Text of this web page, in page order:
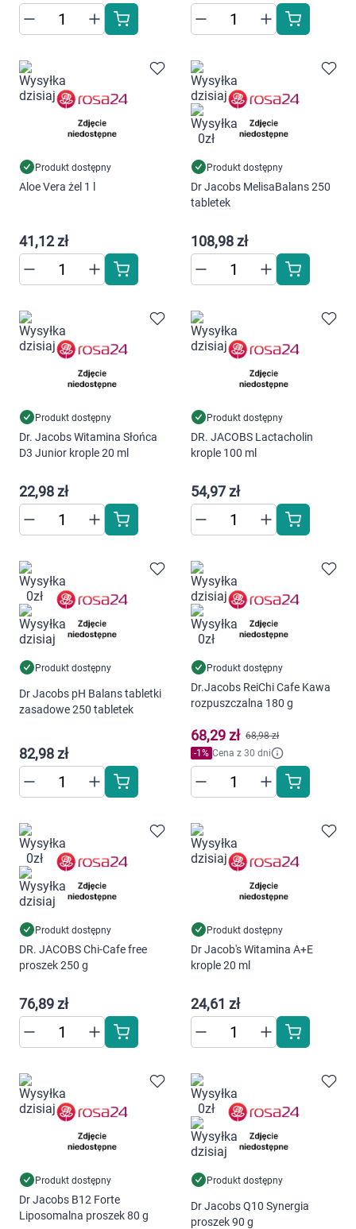
Korzystamy z plików cookies w celu
preferencji. Więcej informacji znajdziesz w
naszej
polityce prywatności
. Możesz określić
warunki przechowywania lub dostępu do
"Ustawienia" lub możesz zaakceptować
ustawienia wszystkich cookies klikając
AKCEPTUJĘ WSZYSTKIE
AKCEPTUJĘ WSZYSTKIE
Produkt dostępny
Aloe Vera żel 1 l
41,12 zł
Produkt dostępny
Dr Jacobs MelisaBalans 250
tabletek
108,98 zł
Produkt dostępny
Dr. Jacobs Witamina Słońca
D3 Junior krople 20 ml
22,98 zł
Produkt dostępny
DR. JACOBS Lactacholin
krople 100 ml
54,97 zł
Produkt dostępny
Dr Jacobs pH Balans tabletki
zasadowe 250 tabletek
82,98 zł
Produkt dostępny
Dr.Jacobs ReiChi Cafe Kawa
rozpuszczalna 180 g
68,29 zł 68,98 zł
-1 % Cena z 30 dni
Produkt dostępny
DR. JACOBS Chi-Cafe free
proszek 250 g
76,89 zł
Produkt dostępny
Dr Jacob's Witamina A+E
krople 20 ml
24,61 zł
Produkt dostępny
Dr Jacobs B12 Forte
Liposomalna proszek 80 g
Produkt dostępny
Dr Jacobs Q10 Synergia
proszek 90 g